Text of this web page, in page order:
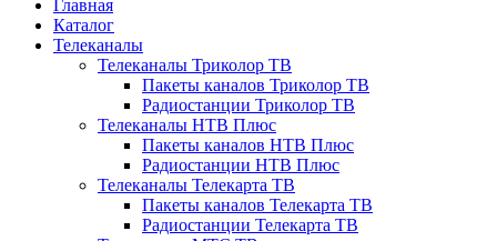
Главная
Каталог
Телеканалы
Телеканалы Триколор ТВ
Пакеты каналов Триколор ТВ
Радиостанции Триколор ТВ
Телеканалы НТВ Плюс
Пакеты каналов НТВ Плюс
Радиостанции НТВ Плюс
Телеканалы Телекарта ТВ
Пакеты каналов Телекарта ТВ
Радиостанции Телекарта ТВ